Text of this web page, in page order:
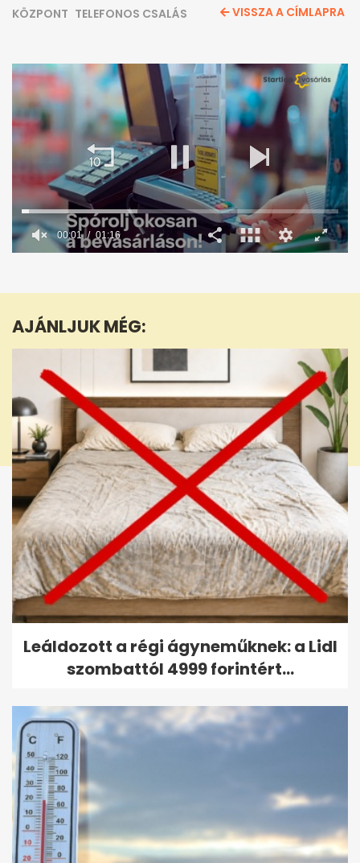
KÖZPONT TELEFONOS CSALÁS VISSZA A CÍMLAPRA
1
16
seconds
00:02 01:16
AJÁNLJUK MÉG:
Leáldozott a régi ágyneműknek: a Lidl
szombattól 4999 forintért...